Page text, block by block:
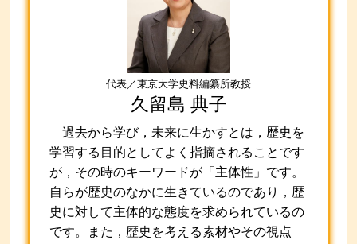
代表／東京大学史料編纂所教授
久留島 典子
過去から学び，未来に生かすとは，歴史を
学習する目的としてよく指摘されることです
が，その時のキーワードが「主体性」です。
自らが歴史のなかに生きているのであり，歴
史に対して主体的な態度を求められているの
です。また，歴史を考える素材やその視点